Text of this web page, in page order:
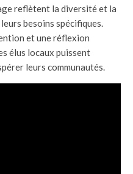
reflètent la diversité et la
besoins spécifiques.
et une réflexion
élus locaux puissent
leurs communautés.